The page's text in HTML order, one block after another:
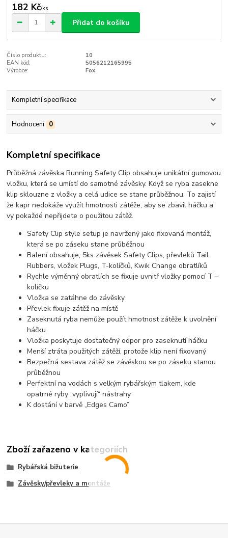
182 Kč/ks
Přidat do košíku
Číslo produktu:
10
EAN kód:
5056212165995
Výrobce:
Fox
Kompletní specifikace
Hodnocení 0
Kompletní specifikace
Průběžná závěska Running Safety Clip obsahuje unikátní gumovou
vložku, která se umístí do samotné závěsky. Když se ryba zasekne
klip sklouzne z vložky a celá udice se stane průběžnou. To zajistí
že kapr nedokáže využít hmotnosti zátěže, aby se zbavil háčku a
vy pokaždé nepřijdete o použitou zátěž.
Safety Clip style setup je navržený jako fixovaná montáž,
která se po záseku stane průběžnou
Balení obsahuje; 5ks závěsek Safety Clips, převleků Tail
Rubbers, vložek Plugs, T-kolíčků, Kwik Change obratlíků
Rychle výměnný obratlích se fixuje uvnitř vložky pomocí T –
kolíčku
Vložka se zatáhne do závěsky
Převlek fixuje zátěž na místě
Zaseknutá ryba nemůže použít hmotnost zátěže k uvolnění
háčku
Vložka poskytuje dostatečný odpor pro zaseknutí háčku
Menší ztráta použitých zátěží, protože klip není fixovaný
Bezpečná sestava zátěž se závěskou se po záseku stanou
průběžnou
Perfektní na vodách s velkým rybářským tlakem, kde
opatrné ryby „vyplivují“ nástrahy
K dostání v barvě „Edges Camo”
Zboží zařazeno v kategoriích
Rybářská bižuterie
Závěsky/převleky a montáže